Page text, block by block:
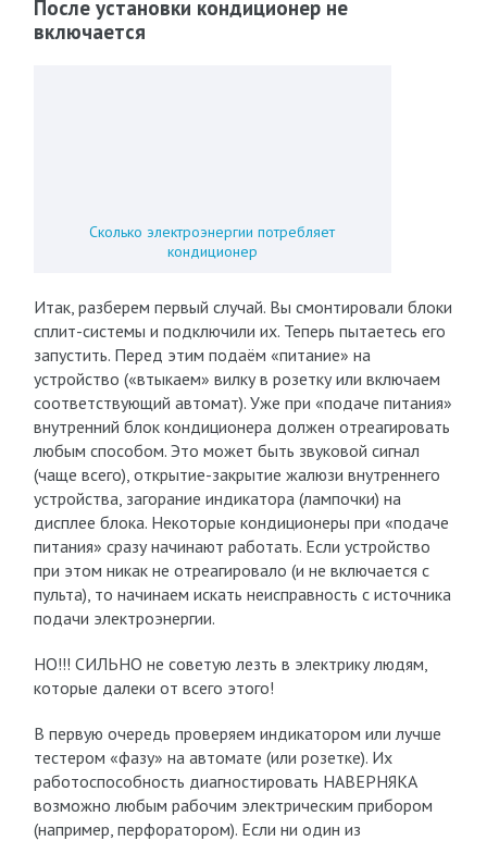
После установки кондиционер не
включается
Сколько электроэнергии потребляет
кондиционер
Итак, разберем первый случай. Вы смонтировали блоки
сплит-системы и подключили их. Теперь пытаетесь его
запустить. Перед этим подаём «питание» на
устройство («втыкаем» вилку в розетку или включаем
соответствующий автомат). Уже при «подаче питания»
внутренний блок кондиционера должен отреагировать
любым способом. Это может быть звуковой сигнал
(чаще всего), открытие-закрытие жалюзи внутреннего
устройства, загорание индикатора (лампочки) на
дисплее блока. Некоторые кондиционеры при «подаче
питания» сразу начинают работать. Если устройство
при этом никак не отреагировало (и не включается с
пульта), то начинаем искать неисправность с источника
подачи электроэнергии.
НО!!! СИЛЬНО не советую лезть в электрику людям,
которые далеки от всего этого!
В первую очередь проверяем индикатором или лучше
тестером «фазу» на автомате (или розетке). Их
работоспособность диагностировать НАВЕРНЯКА
возможно любым рабочим электрическим прибором
(например, перфоратором). Если ни один из